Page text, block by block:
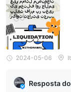
2024-05-06
Resposta